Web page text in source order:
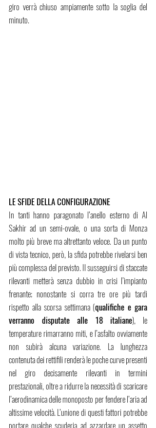
giro verrà chiuso ampiamente sotto la soglia del
minuto.
LE SFIDE DELLA CONFIGURAZIONE
In tanti hanno paragonato l’anello esterno di Al
Sakhir ad un semi-ovale, o una sorta di Monza
molto più breve ma altrettanto veloce. Da un punto
di vista tecnico, però, la sfida potrebbe rivelarsi ben
più complessa del previsto. Il susseguirsi di staccate
rilevanti metterà senza dubbio in crisi l’impianto
frenante; nonostante si corra tre ore più tardi
rispetto alla scorsa settimana (qualifiche e gara
verranno disputate alle 18 italiane), le
temperature rimarranno miti, e l’asfalto ovviamente
non subirà alcuna variazione. La lunghezza
contenuta dei rettifili renderà le poche curve presenti
nel giro decisamente rilevanti in termini
prestazionali, oltre a ridurre la necessità di scaricare
l’aerodinamica delle monoposto per fendere l’aria ad
altissime velocità. L’unione di questi fattori potrebbe
portare qualche scuderia ad azzardare un assetto